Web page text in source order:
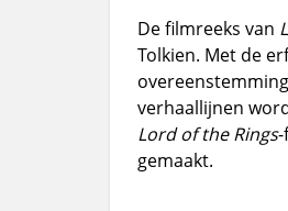
De filmreeks van
Tolkien. Met de
verhaallijnen
Lord of the Rings-
gemaakt.